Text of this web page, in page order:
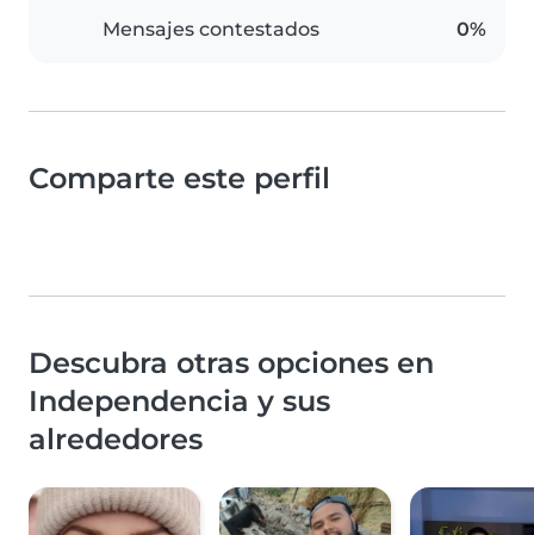
Mensajes contestados 0%
Comparte este perfil
Descubra otras opciones en
Independencia y sus
alrededores